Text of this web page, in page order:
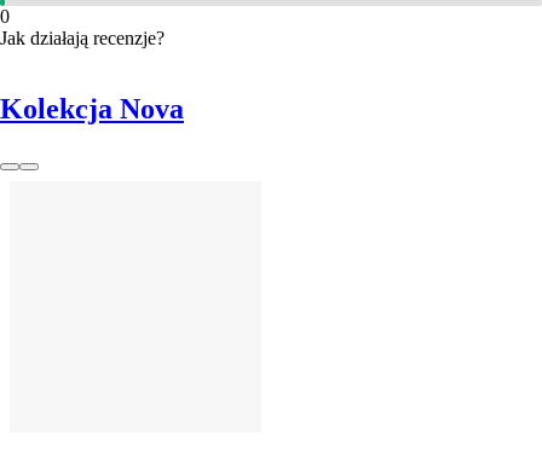
0
Jak działają recenzje?
Kolekcja Nova